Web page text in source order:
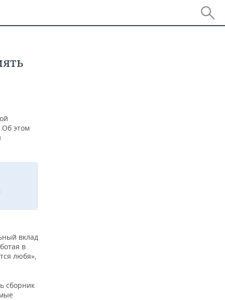
Об этом
вклад
в
любя»,
сборник